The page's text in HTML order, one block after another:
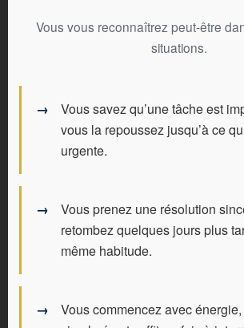
Vous vous reconnaîtrez peut-être
situations.
Vous savez qu’une tâche est
vous la repoussez jusqu’à ce
urgente.
Vous prenez une résolution
retombez quelques jours plus
même habitude.
Vous commencez avec